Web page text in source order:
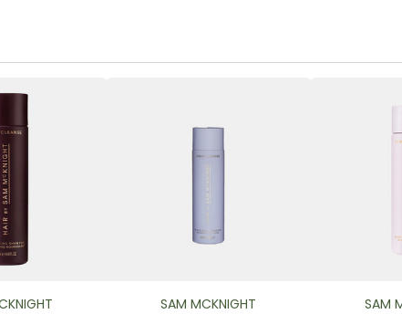
SAM MCKNIGHT SAM